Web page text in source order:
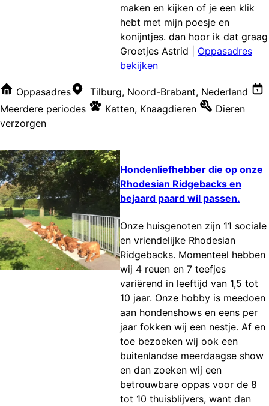
maken en kijken of je een klik
hebt met mijn poesje en
konijntjes. dan hoor ik dat graag
Groetjes Astrid
Oppasadres
bekijken
Oppasadres
Tilburg, Noord-Brabant, Nederland
Meerdere periodes
Katten, Knaagdieren
Dieren
verzorgen
Hondenliefhebber die op onze
Rhodesian Ridgebacks en
bejaard paard wil passen.
Onze huisgenoten zijn 11 sociale
en vriendelijke Rhodesian
Ridgebacks. Momenteel hebben
wij 4 reuen en 7 teefjes
variërend in leeftijd van 1,5 tot
10 jaar. Onze hobby is meedoen
aan hondenshows en eens per
jaar fokken wij een nestje. Af en
toe bezoeken wij ook een
buitenlandse meerdaagse show
en dan zoeken wij een
betrouwbare oppas voor de 8
tot 10 thuisblijvers, want dan